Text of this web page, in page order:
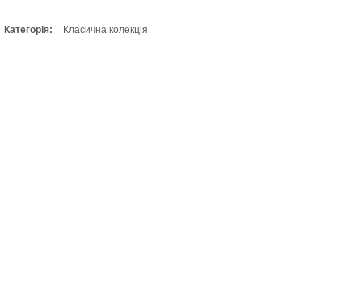
Категорія: Класична колекція